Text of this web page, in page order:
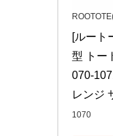
[ルート
型 トー
070-
レンジ
1070